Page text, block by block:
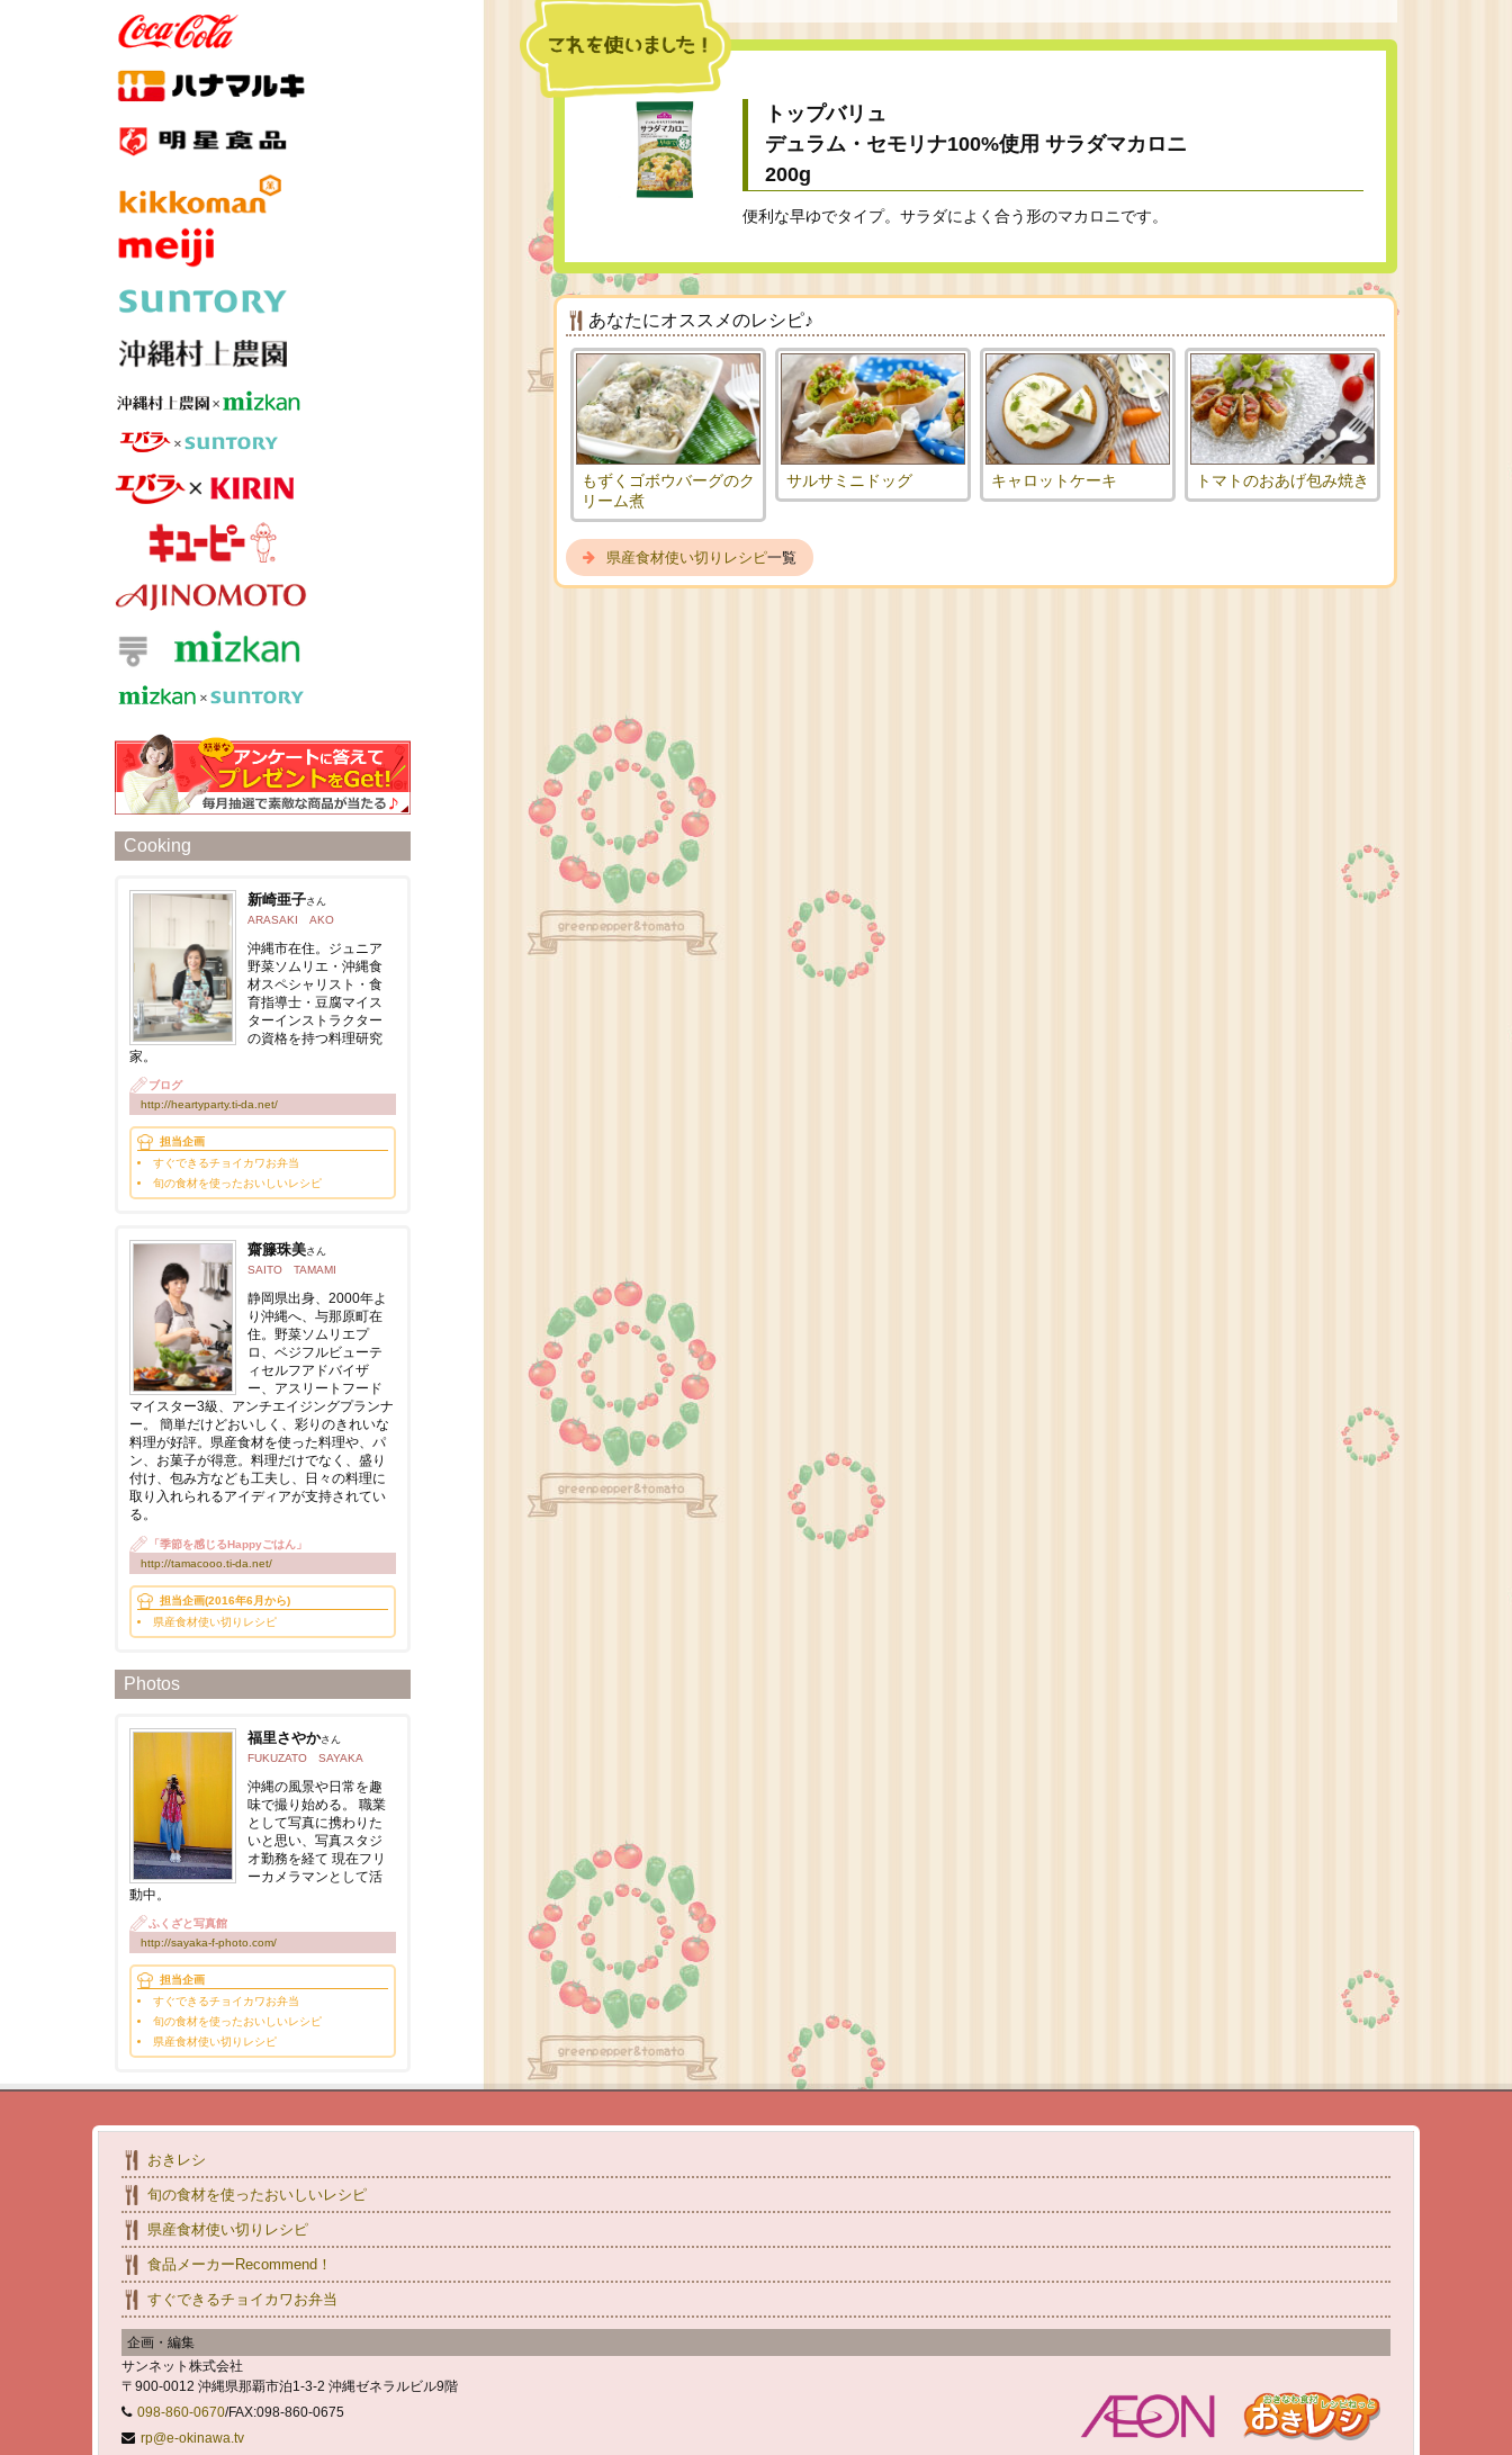
トップバリュ
デュラム・セモリナ100%使用 サラダマカロニ
200g
便利な早ゆでタイプ。サラダによく合う形のマカロニです。
あなたにオススメのレシピ♪
もずくゴボウバーグのク
リーム煮
サルサミニドッグ キャロットケーキ トマトのおあげ包み焼き
県産食材使い切りレシピ一覧
Cooking
新崎亜子さん
ARASAKI AKO
沖縄市在住。ジュニア
野菜ソムリエ・沖縄食
材スペシャリスト・食
育指導士・豆腐マイス
ターインストラクター
の資格を持つ料理研究
家。
ブログ
http://heartyparty.ti-da.net/
担当企画
すぐできるチョイカワお弁当
旬の食材を使ったおいしいレシピ
齋籐珠美さん
SAITO TAMAMI
静岡県出身、2000年よ
り沖縄へ、与那原町在
住。野菜ソムリエプ
ロ、ベジフルビューテ
ィセルフアドバイザ
ー、アスリートフード
マイスター3級、アンチエイジングプランナ
ー。 簡単だけどおいしく、彩りのきれいな
料理が好評。県産食材を使った料理や、パ
ン、お菓子が得意。料理だけでなく、盛り
付け、包み方なども工夫し、日々の料理に
取り入れられるアイディアが支持されてい
る。
「季節を感じるHappyごはん」
http://tamacooo.ti-da.net/
担当企画(2016年6月から)
県産食材使い切りレシピ
Photos
福里さやかさん
FUKUZATO SAYAKA
沖縄の風景や日常を趣
味で撮り始める。 職業
として写真に携わりた
いと思い、写真スタジ
オ勤務を経て 現在フリ
ーカメラマンとして活
動中。
ふくざと写真館
http://sayaka-f-photo.com/
担当企画
すぐできるチョイカワお弁当
旬の食材を使ったおいしいレシピ
県産食材使い切りレシピ
おきレシ
旬の食材を使ったおいしいレシピ
県産食材使い切りレシピ
食品メーカーRecommend！
すぐできるチョイカワお弁当
企画・編集
サンネット株式会社
〒900-0012 沖縄県那覇市泊1-3-2 沖縄ゼネラルビル9階
098-860-0670/FAX:098-860-0675
rp@e-okinawa.tv